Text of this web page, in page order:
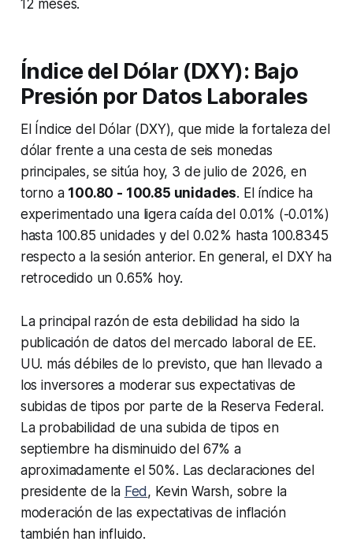
12 meses.
Índice del Dólar (DXY): Bajo
Presión por Datos Laborales
El Índice del Dólar (DXY), que mide la fortaleza del
dólar frente a una cesta de seis monedas
principales, se sitúa hoy, 3 de julio de 2026, en
torno a 100.80 - 100.85 unidades. El índice ha
experimentado una ligera caída del 0.01% (-0.01%)
hasta 100.85 unidades y del 0.02% hasta 100.8345
respecto a la sesión anterior. En general, el DXY ha
retrocedido un 0.65% hoy.
La principal razón de esta debilidad ha sido la
publicación de datos del mercado laboral de EE.
UU. más débiles de lo previsto, que han llevado a
los inversores a moderar sus expectativas de
subidas de tipos por parte de la Reserva Federal.
La probabilidad de una subida de tipos en
septiembre ha disminuido del 67% a
aproximadamente el 50%. Las declaraciones del
presidente de la Fed, Kevin Warsh, sobre la
moderación de las expectativas de inflación
también han influido.